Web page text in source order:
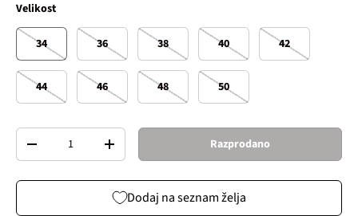
Velikost
34 36 38 40 42
44 46 48 50
Količina
Decrease quantityIncrease quantity Razprodano
Dodaj na seznam želja